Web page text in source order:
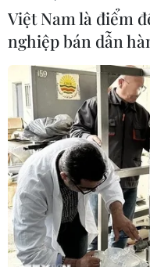
Việt Nam là điểm
nghiệp bán dẫn